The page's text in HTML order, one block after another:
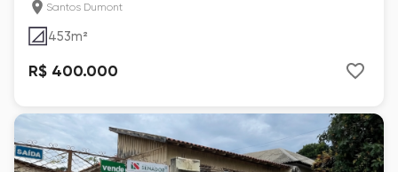
Santos Dumont
453m²
R$ 400.000